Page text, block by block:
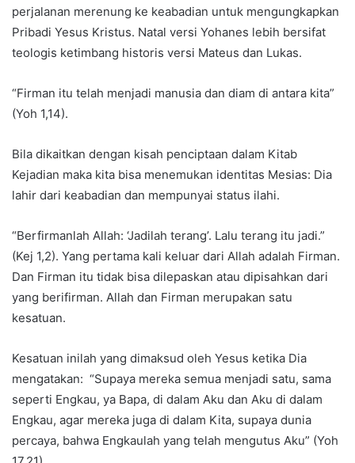
perjalanan merenung ke keabadian untuk mengungkapkan
Pribadi Yesus Kristus. Natal versi Yohanes lebih bersifat
teologis ketimbang historis versi Mateus dan Lukas.
“Firman itu telah menjadi manusia dan diam di antara kita”
(Yoh 1,14).
Bila dikaitkan dengan kisah penciptaan dalam Kitab
Kejadian maka kita bisa menemukan identitas Mesias: Dia
lahir dari keabadian dan mempunyai status ilahi.
“Berfirmanlah Allah: ‘Jadilah terang’. Lalu terang itu jadi.”
(Kej 1,2). Yang pertama kali keluar dari Allah adalah Firman.
Dan Firman itu tidak bisa dilepaskan atau dipisahkan dari
yang berifirman. Allah dan Firman merupakan satu
kesatuan.
Kesatuan inilah yang dimaksud oleh Yesus ketika Dia
mengatakan: “Supaya mereka semua menjadi satu, sama
seperti Engkau, ya Bapa, di dalam Aku dan Aku di dalam
Engkau, agar mereka juga di dalam Kita, supaya dunia
percaya, bahwa Engkaulah yang telah mengutus Aku” (Yoh